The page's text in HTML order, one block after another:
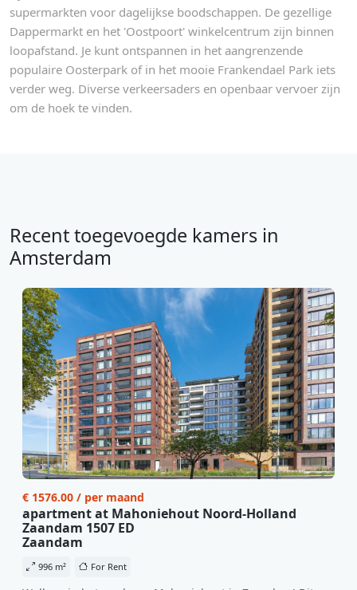
supermarkten voor dagelijkse boodschappen. De gezellige
Dappermarkt en het 'Oostpoort' winkelcentrum zijn binnen
loopafstand. Je kunt ontspannen in het aangrenzende
populaire Oosterpark of in het mooie Frankendael Park iets
verder weg. Diverse verkeersaders en openbaar vervoer zijn
om de hoek te vinden.
Recent toegevoegde kamers in
Amsterdam
€ 1576.00 / per maand
apartment at Mahoniehout Noord-Holland
Zaandam 1507 ED
Zaandam
996 m² For Rent